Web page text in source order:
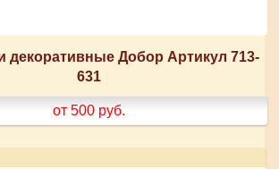
декоративные Добор Артикул 713-
631
от 500 руб.